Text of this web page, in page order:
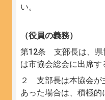
い。
（役員の義務）
第12条 支部長は、県
は市協会総会に出席す
２ 支部長は本協会が
あった場合は、積極的